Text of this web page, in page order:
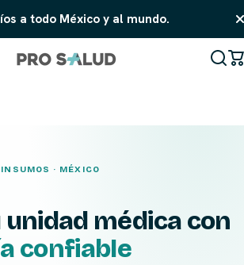
a todo México y al mundo.
· MÉXICO
unidad médica con
confiable